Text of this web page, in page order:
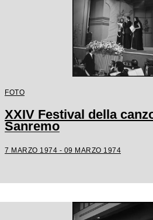
FOTO
XXIV Festival della
Sanremo
7 MARZO 1974 - 09 MARZO 1974